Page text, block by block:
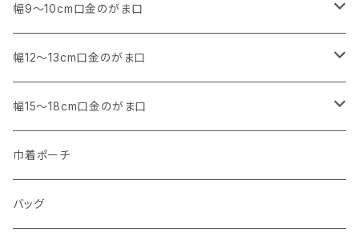
アウトレット
・ 角型
マチなし
マチあり
・ くし形・丸型
マチなし
マチあり
幅9～10cm口金のがま口
・ 角型
マチなし
マチあり
・ くし形
マチなし
マチあり
幅12～13cm口金のがま口
・ 親子がま口 角型
マチなし
マチあり
・ 親子がま口 くし形
マチなし
・ ポーチタイプ 角型
幅15～18cm口金のがま口
・ 角型
マチなし
・ くし形
巾着ポーチ
バッグ